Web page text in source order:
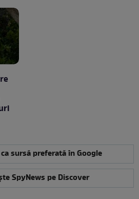
sursă preferată în Google
SpyNews pe Discover